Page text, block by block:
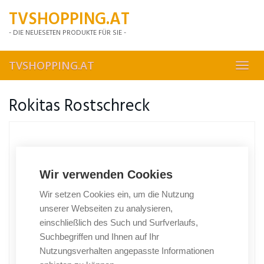
mainTVSHOPPING.AT
- DIE NEUESETEN PRODUKTE FÜR SIE -
TVSHOPPING.AT
Rokitas Rostschreck
Wir verwenden Cookies
Wir setzen Cookies ein, um die Nutzung
unserer Webseiten zu analysieren,
einschließlich des Such und Surfverlaufs,
Suchbegriffen und Ihnen auf Ihr
Nutzungsverhalten angepasste Informationen